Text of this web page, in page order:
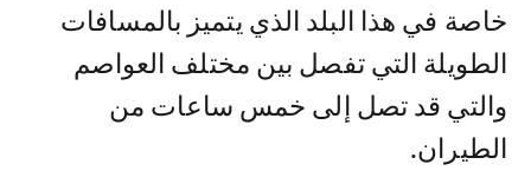
خاصة في هذا البلد الذي يتميز بالمسافات
الطويلة التي تفصل بين مختلف العواصم
والتي قد تصل إلى خمس ساعات من
الطيران.